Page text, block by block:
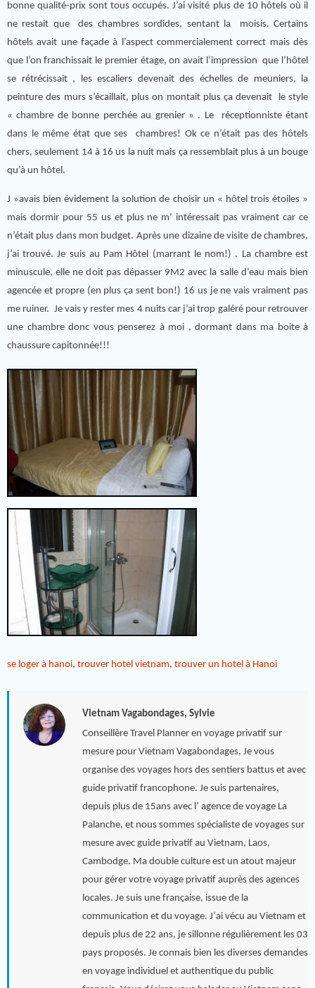
bonne qualité-prix sont tous occupés. J’ai visité plus de 10 hôtels où il
ne restait que des chambres sordides, sentant la moisis. Certains
hôtels avait une façade à l’aspect commercialement correct mais dès
que l’on franchissait le premier étage, on avait l’impression que l’hôtel
se rétrécissait , les escaliers devenait des échelles de meuniers, la
peinture des murs s’écaillait, plus on montait plus ça devenait le style
« chambre de bonne perchée au grenier » . Le réceptionniste étant
dans le même état que ses chambres! Ok ce n’était pas des hôtels
chers, seulement 14 à 16 us la nuit mais ça ressemblait plus à un bouge
qu’à un hôtel.
J »avais bien évidement la solution de choisir un « hôtel trois étoiles »
mais dormir pour 55 us et plus ne m’ intéressait pas vraiment car ce
n’était plus dans mon budget. Après une dizaine de visite de chambres,
j’ai trouvé. Je suis au Pam Hôtel (marrant le nom!) . La chambre est
minuscule, elle ne doit pas dépasser 9M2 avec la salle d’eau mais bien
agencée et propre (en plus ça sent bon!) 16 us je ne vais vraiment pas
me ruiner. Je vais y rester mes 4 nuits car j’ai trop galéré pour retrouver
une chambre donc vous penserez à moi , dormant dans ma boite à
chaussure capitonnée!!!
se loger à hanoi, trouver hotel vietnam, trouver un hotel à Hanoi
Vietnam Vagabondages, Sylvie
Conseillère Travel Planner en voyage privatif sur
mesure pour Vietnam Vagabondages, Je vous
organise des voyages hors des sentiers battus et avec
guide privatif francophone. Je suis partenaires,
depuis plus de 15ans avec l’ agence de voyage La
Palanche, et nous sommes spécialiste de voyages sur
mesure avec guide privatif au Vietnam, Laos,
Cambodge. Ma double culture est un atout majeur
pour gérer votre voyage privatif auprès des agences
locales. Je suis une française, issue de la
communication et du voyage. J‘ai vécu au Vietnam et
depuis plus de 22 ans, je sillonne régulièrement les 03
pays proposés. Je connais bien les diverses demandes
en voyage individuel et authentique du public